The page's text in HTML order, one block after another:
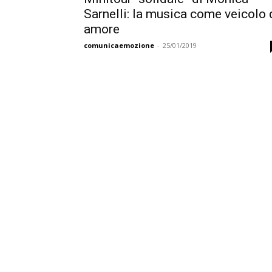
Sarnelli: la musica come veicolo
amore
comunicaemozione - 25/01/2019